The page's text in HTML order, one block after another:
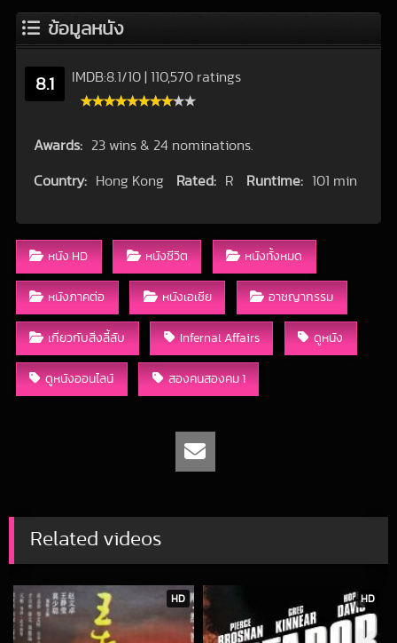
ข้อมูลหนัง
8.1 IMDB:8.1/10 110,570 ratings
Awards: 23 wins & 24 nominations.
Country: Hong Kong Rated: R Runtime: 101 min
หนัง HD หนังชีวิต หนังทั้งหมด
หนังภาคต่อ หนังเอเชีย อาชญากรรม
เกี่ยวกับสิ่งลี้ลับ Infernal Affairs ดูหนัง
ดูหนังออนไลน์ สองคนสองคม 1
Related videos
HD HD